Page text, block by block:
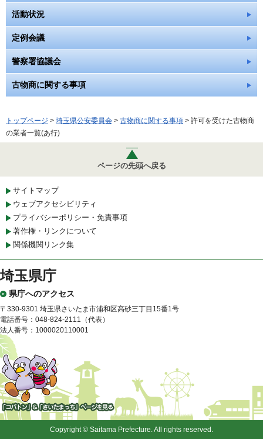
活動状況
定例会議
警察署協議会
古物商に関する事項
トップページ > 埼玉県公安委員会 > 古物商に関する事項 > 許可を受けた古物商
の業者一覧(あ行)
ページの先頭へ戻る
サイトマップ
ウェブアクセシビリティ
プライバシーポリシー・免責事項
著作権・リンクについて
関係機関リンク集
埼玉県庁
県庁へのアクセス
〒330-9301 埼玉県さいたま市浦和区高砂三丁目15番1号
電話番号：048-824-2111（代表）
法人番号：1000020110001
「コバトン」&「さいたまっ
Copyright © Saitama Prefecture. All rights reserved.